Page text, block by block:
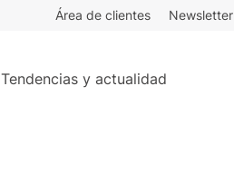
Área de clientes Newsletter
Tendencias y actualidad